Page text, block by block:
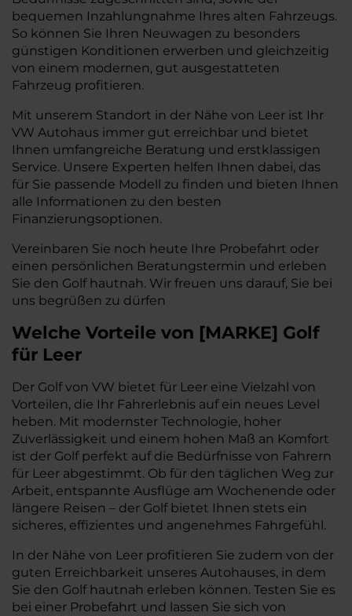
bequemen Inzahlungnahme Ihres alten Fahrzeugs.
So können Sie Ihren Neuwagen zu besonders
günstigen Konditionen erwerben und gleichzeitig
von einem modernen, gut ausgestatteten
Fahrzeug profitieren.
Mit unserem Standort in der Nähe von Leer ist Ihr
VW Autohaus immer gut erreichbar und bietet
Ihnen umfangreiche Beratung und erstklassigen
Service. Unsere Experten helfen Ihnen dabei, das
für Sie passende Modell zu finden und bieten Ihnen
alle Informationen zu den besten
Finanzierungsoptionen.
Vereinbaren Sie noch heute Ihre Probefahrt oder
einen persönlichen Beratungstermin und erleben
Sie den Golf hautnah. Wir freuen uns darauf, Sie bei
uns begrüßen zu dürfen
Welche Vorteile von [MARKE] Golf
für Leer
Der Golf von VW bietet für Leer eine Vielzahl von
Vorteilen, die Ihr Fahrerlebnis auf ein neues Level
heben. Mit modernster Technologie, hoher
Zuverlässigkeit und einem hohen Maß an Komfort
ist der Golf perfekt auf die Bedürfnisse von Fahrern
für Leer abgestimmt. Ob für den täglichen Weg zur
Arbeit, entspannte Ausflüge am Wochenende oder
längere Reisen – der Golf bietet Ihnen stets ein
sicheres, effizientes und angenehmes Fahrgefühl.
In der Nähe von Leer profitieren Sie zudem von der
guten Erreichbarkeit unseres Autohauses, in dem
Sie den Golf hautnah erleben können. Testen Sie es
bei einer Probefahrt und lassen Sie sich von